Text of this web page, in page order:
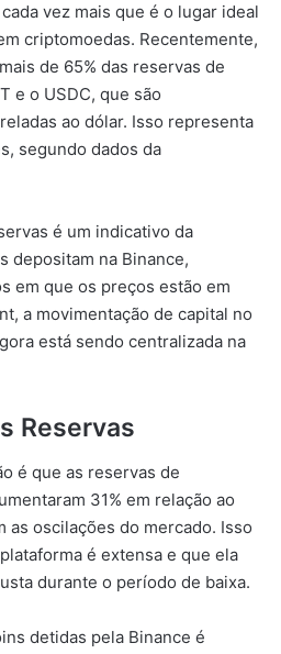
vez mais que é o lugar ideal
criptomoedas. Recentemente,
de 65% das reservas de
e o USDC, que são
ao dólar. Isso representa
segundo dados da
é um indicativo da
depositam na Binance,
em que os preços estão em
a movimentação de capital no
está sendo centralizada na
Reservas
é que as reservas de
31% em relação ao
as oscilações do mercado. Isso
é extensa e que ela
durante o período de baixa.
detidas pela Binance é